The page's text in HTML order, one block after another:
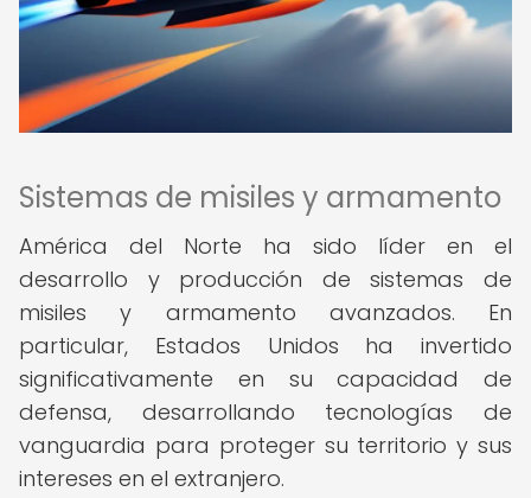
Sistemas de misiles y armamento
América del Norte ha sido líder en el
desarrollo y producción de sistemas de
misiles y armamento avanzados. En
particular, Estados Unidos ha invertido
significativamente en su capacidad de
defensa, desarrollando tecnologías de
vanguardia para proteger su territorio y sus
intereses en el extranjero.